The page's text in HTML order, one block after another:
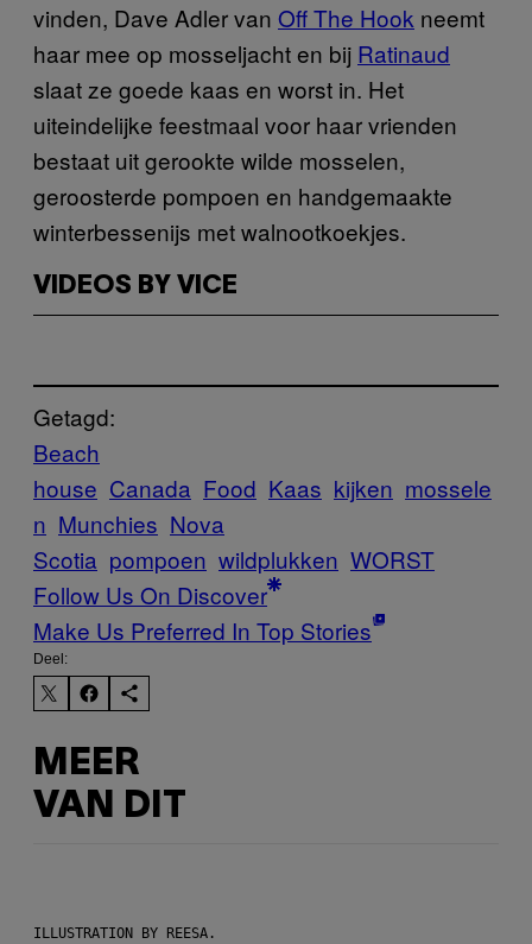
vinden, Dave Adler van Off The Hook neemt
haar mee op mosseljacht en bij Ratinaud
slaat ze goede kaas en worst in. Het
uiteindelijke feestmaal voor haar vrienden
bestaat uit gerookte wilde mosselen,
geroosterde pompoen en handgemaakte
winterbessenijs met walnootkoekjes.
VIDEOS BY VICE
Getagd:
Beach
house Canada Food Kaas kijken mossele
n Munchies Nova
Scotia pompoen wildplukken WORST
Follow Us On Discover
Make Us Preferred In Top Stories
Deel:
MEER
VAN DIT
ILLUSTRATION BY REESA.